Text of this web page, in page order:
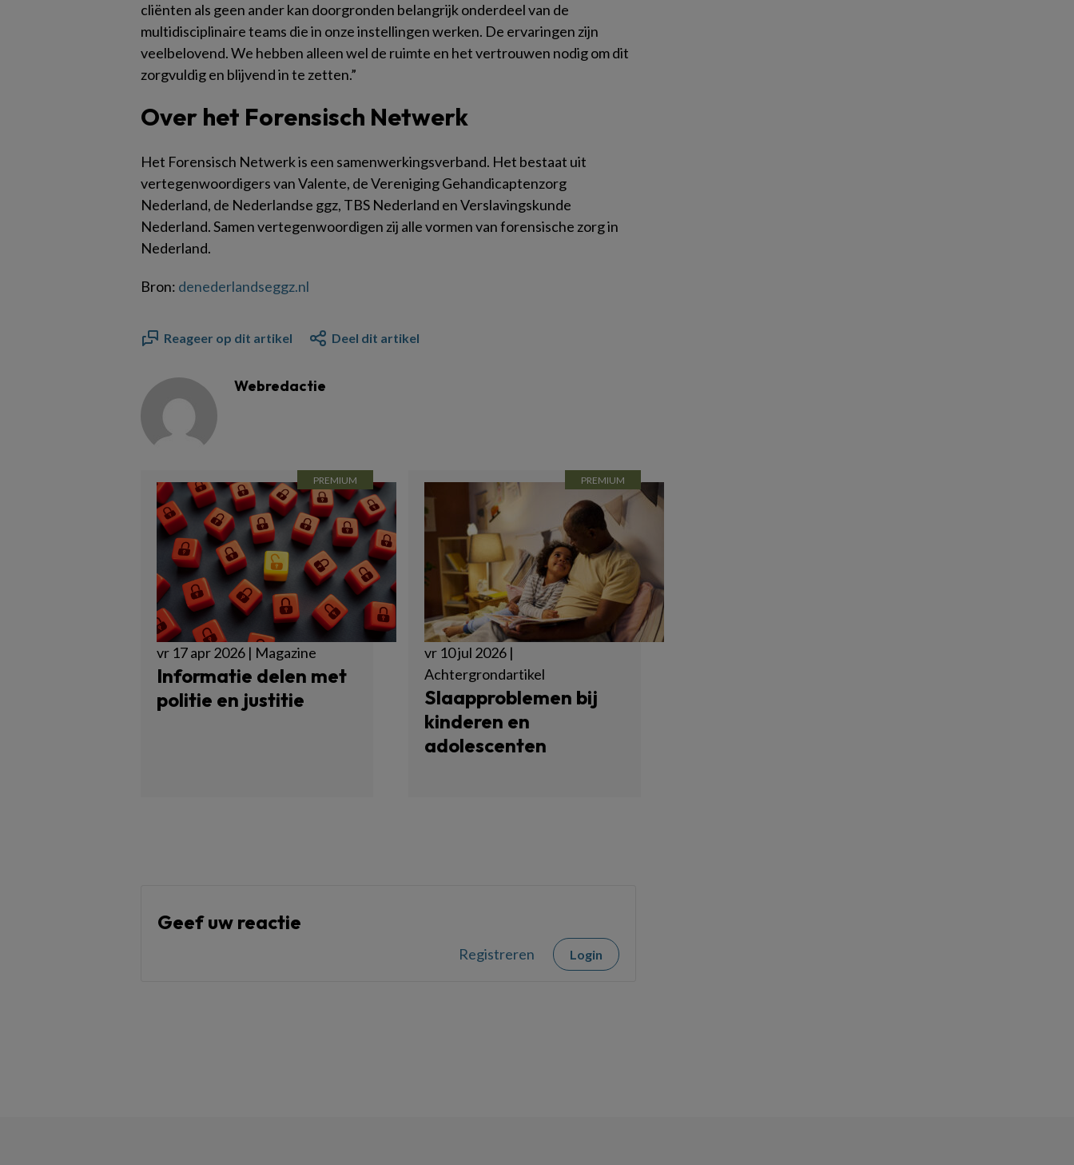
cliënten als geen ander kan doorgronden belangrijk onderdeel van de
multidisciplinaire teams die in onze instellingen werken. De ervaringen zijn
veelbelovend. We hebben alleen wel de ruimte en het vertrouwen nodig om dit
zorgvuldig en blijvend in te zetten.”
Over het Forensisch Netwerk
Het Forensisch Netwerk is een samenwerkingsverband. Het bestaat uit
vertegenwoordigers van Valente, de Vereniging Gehandicaptenzorg
Nederland, de Nederlandse ggz, TBS Nederland en Verslavingskunde
Nederland. Samen vertegenwoordigen zij alle vormen van forensische zorg in
Nederland.
Bron: denederlandseggz.nl
Reageer op dit artikel Deel dit artikel
Webredactie
vr 17 apr 2026 | Magazine
Informatie delen met
politie en justitie
vr 10 jul 2026 |
Achtergrondartikel
Slaapproblemen bij
kinderen en
adolescenten
Geef uw reactie
Registreren Login